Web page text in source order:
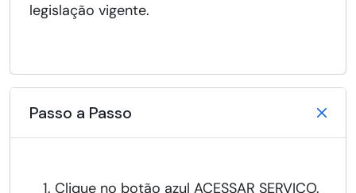
legislação vigente.
Passo a Passo
Clique no botão azul ACESSAR SERVIÇO.